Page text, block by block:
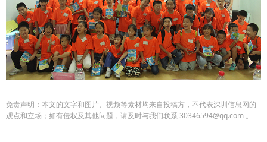
免责声明：本文的文字和图片、视频等素材均来自投稿方，不代表深圳信息网的
观点和立场；如有侵权及其他问题，请及时与我们联系 30346594@qq.com 。